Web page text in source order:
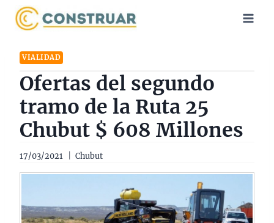
Saltar
VIALIDAD
Ofertas del segundo
tramo de la Ruta 25
Chubut $ 608 Millones
17/03/2021 Chubut